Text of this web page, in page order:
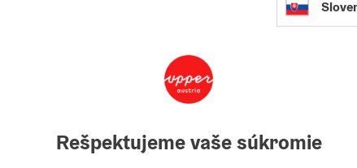
a Natural Monument since September 1998.
sand mine. It sprawls over an area of 8.2 hectares
that were collected here - among them shark teeth and
Rešpektujeme vaše súkromie